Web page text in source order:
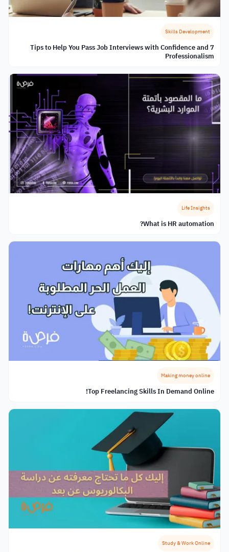
Skills Development
7 Tips to Help You Pass Job Interviews with Confidence and
Professionalism
Life Insights
What is HR automation?
Making money online
Top Freelancing Skills In Demand Online!
Study & Work Online